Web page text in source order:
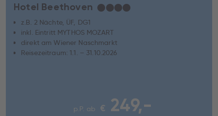
Hotel Beethoven ★★★★
z.B. 2 Nächte, ÜF, DG1
inkl. Eintritt MYTHOS MOZART
direkt am Wiener Naschmarkt
Reisezeitraum: 1.1. – 31.10.2026
p.P. ab € 249,-